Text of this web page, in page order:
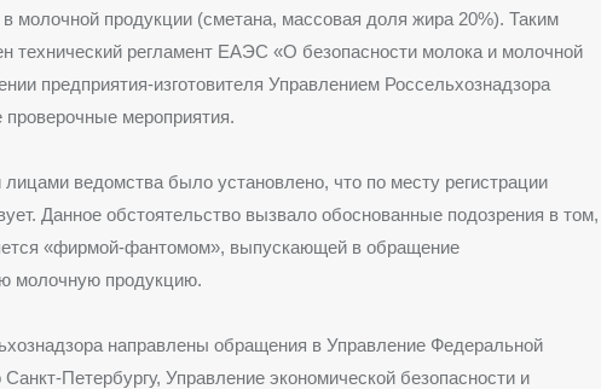
в молочной продукции (сметана, массовая доля жира 20%). Таким
технический регламент ЕАЭС «О безопасности молока и молочной
предприятия-изготовителя Управлением Россельхознадзора
мероприятия.
ведомства было установлено, что по месту регистрации
Данное обстоятельство вызвало обоснованные подозрения в том,
«фирмой-фантомом», выпускающей в обращение
молочную продукцию.
направлены обращения в Управление Федеральной
Петербургу, Управление экономической безопасности и